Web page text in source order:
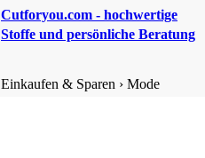
Cutforyou.com - hochwertige
Stoffe und persönliche Beratung
Einkaufen & Sparen › Mode